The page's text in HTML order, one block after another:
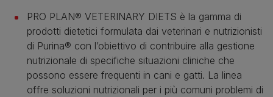
PRO PLAN® VETERINARY DIETS è la gamma di
prodotti dietetici formulata dai veterinari e nutrizionisti
di Purina® con l’obiettivo di contribuire alla gestione
nutrizionale di specifiche situazioni cliniche che
possono essere frequenti in cani e gatti. La linea
offre soluzioni nutrizionali per i più comuni problemi di